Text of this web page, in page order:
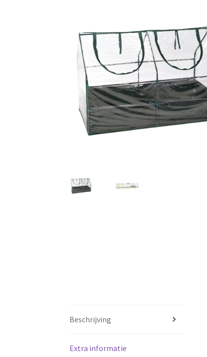
Beschrijving
Extra informatie